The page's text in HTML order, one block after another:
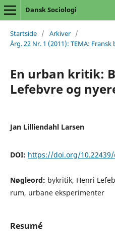
Dansk Sociologi
Startside / Arkiver /
Årg. 22 Nr. 1 (2011): TEMA:
En urban kritik:
Lefebvre og
Jan Lilliendahl Larsen
DOI: https://doi.org/10.22439/
Nøgleord: bykritik, Henri
rum, urbane eksperimenter
Resumé